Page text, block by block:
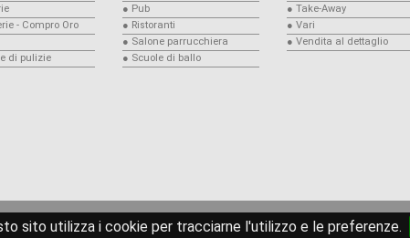
sito utilizza i cookie per tracciarne l'utilizzo e le preferenze.
- Compro Oro
di pulizie
● Pub
● Ristoranti
● Salone parrucchiera
● Scuole di ballo
● Take-Away
● Vari
● Vendita al dettaglio
© copyright 2026compravendita.ch